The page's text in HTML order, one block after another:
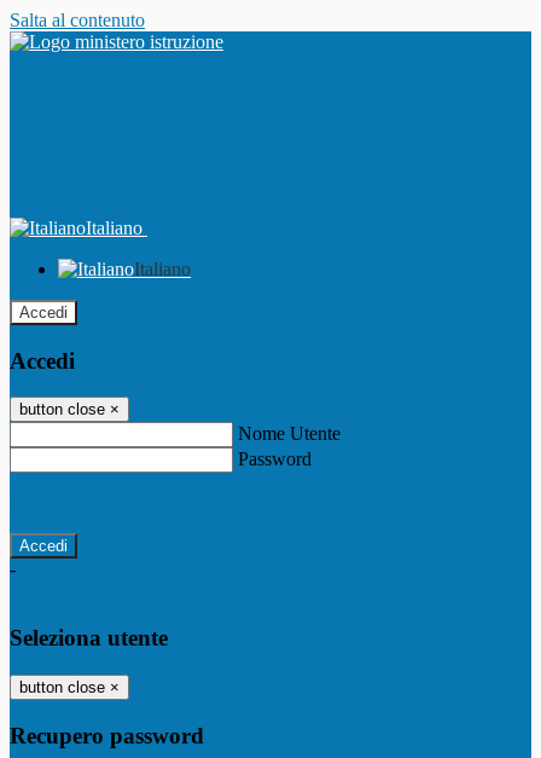
Salta al contenuto
Italiano
Italiano
Accedi
Accedi
button close ×
Nome Utente
Password
-
Seleziona utente
button close ×
Recupero password